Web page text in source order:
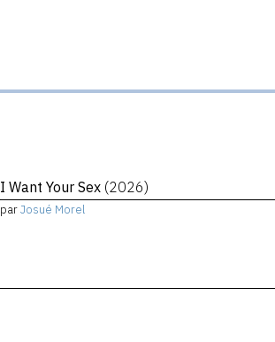
I Want Your Sex (2026)
parJosué Morel